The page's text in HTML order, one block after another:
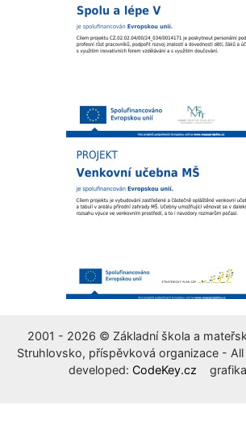
2001 - 2026 © Základní škola a
Struhlovsko, příspěvková organizace -
developed: CodeKey.cz